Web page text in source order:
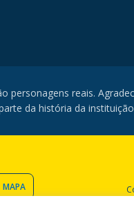
personagens reais.
da história da
MAPA